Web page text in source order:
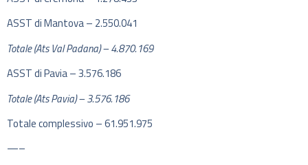
ASST di Mantova – 2.550.041​
Totale (Ats Val Padana) – 4.870.169​
ASST di Pavia – 3.576.186​
Totale (Ats Pavia) – 3.576.186​
Totale complessivo – 61.951.975
—–